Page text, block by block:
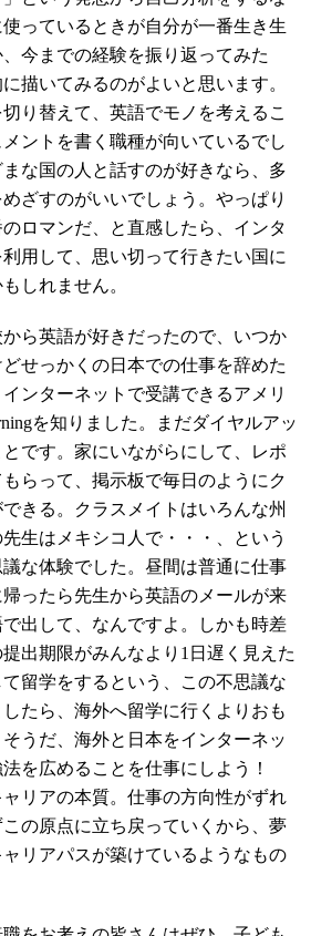
っているときが自分が一番生き生
今までの経験を振り返ってみた
描いてみるのがよいと思います。
り替えて、英語でモノを考えるこ
ントを書く職種が向いているでし
な国の人と話すのが好きなら、多
ざすのがいいでしょう。やっぱり
ロマンだ、と直感したら、インタ
用して、思い切って行きたい国に
しれません。
ら英語が好きだったので、いつか
せっかくの日本での仕事を辞めた
ンターネットで受講できるアメリ
を知りました。まだダイヤルアッ
です。家にいながらにして、レポ
らって、掲示板で毎日のようにク
きる。クラスメイトはいろんな州
生はメキシコ人で・・・、という
な体験でした。昼間は普通に仕事
ったら先生から英語のメールが来
出して、なんですよ。しかも時差
出期限がみんなより1日遅く見えた
留学をするという、この不思議な
たら、海外へ留学に行くよりおも
うだ、海外と日本をインターネッ
法を広めることを仕事にしよう！
リアの本質。仕事の方向性がずれ
の原点に立ち戻っていくから、夢
リアパスが築けているようなもの